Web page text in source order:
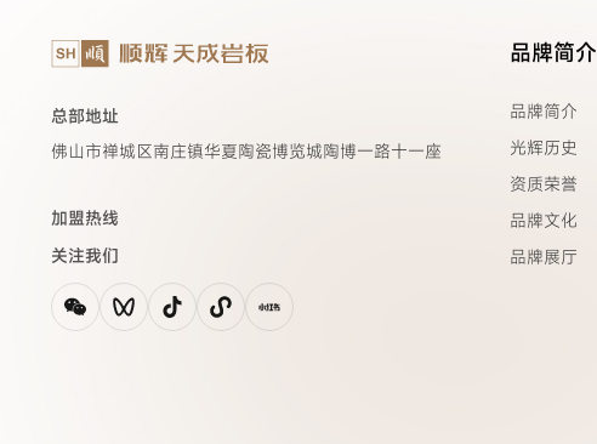
总部地址
佛山市禅城区南庄镇华夏陶瓷博览城陶博一路十一座
加盟热线
关注我们
品牌简介
品牌简介
光辉历史
资质荣誉
品牌文化
品牌展厅